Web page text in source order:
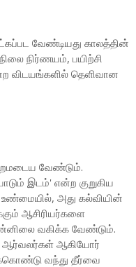
வேண்டியது காலத்தின்
நிர்ணயம், பயிற்சி
விடயங்களில் தெளிவான
வேண்டும்.
இடம்' என்ற குறுகிய
உண்மையில், அது கல்வியின்
ஆசிரியர்களை
வகிக்க வேண்டும்.
ஆர்வலர்கள் ஆகியோர்
வந்து தீர்வை